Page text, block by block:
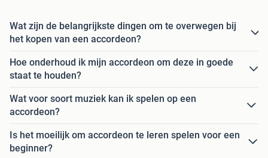
Wat zijn de belangrijkste dingen om te overwegen bij
het kopen van een accordeon?
Hoe onderhoud ik mijn accordeon om deze in goede
staat te houden?
Wat voor soort muziek kan ik spelen op een
accordeon?
Is het moeilijk om accordeon te leren spelen voor een
beginner?